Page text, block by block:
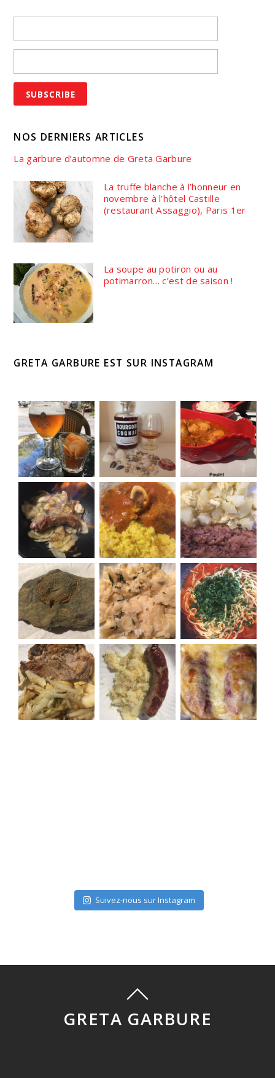
NOS DERNIERS ARTICLES
La garbure d’automne de Greta Garbure
La truffe blanche à l’honneur en
novembre à l’hôtel Castille
(restaurant Assaggio), Paris 1er
La soupe au potiron ou au
potimarron… c’est de saison !
GRETA GARBURE EST SUR INSTAGRAM
Suivez-nous sur Instagram
GRETA GARBURE